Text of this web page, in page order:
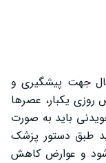
۵ برای کودکان ۶ تا ۱۴ سال جهت پیشگیری و
یکبار، عصرها
باید به صورت
طبق دستور پزشک
و عوارض کاهش